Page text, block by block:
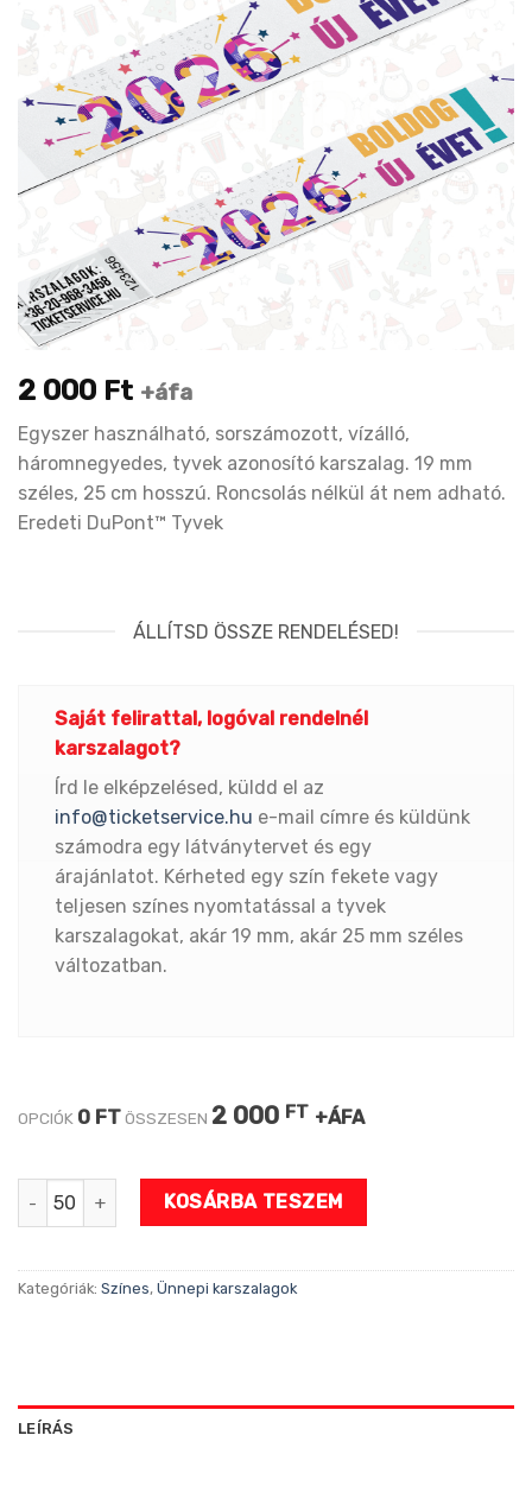
2 000 Ft +áfa
Egyszer használható, sorszámozott, vízálló,
háromnegyedes, tyvek azonosító karszalag. 19 mm
széles, 25 cm hosszú. Roncsolás nélkül át nem adható.
Eredeti DuPont™ Tyvek
ÁLLÍTSD ÖSSZE RENDELÉSED!
Saját felirattal, logóval rendelnél
karszalagot?
Írd le elképzelésed, küldd el az
info@ticketservice.hu e-mail címre és küldünk
számodra egy látványtervet és egy
árajánlatot. Kérheted egy szín fekete vagy
teljesen színes nyomtatással a tyvek
karszalagokat, akár 19 mm, akár 25 mm széles
változatban.
OPCIÓK 0 FTÖSSZESEN 2 000 FT +ÁFA
Boldog Új Évet karszalag mennyiség
KOSÁRBA TESZEM
Kategóriák: Színes, Ünnepi karszalagok
LEÍRÁS